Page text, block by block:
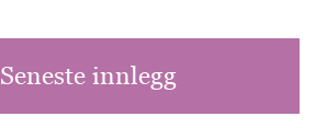
Seneste innlegg